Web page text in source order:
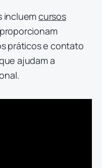
incluemcursos
práticos e contato
ajudam a